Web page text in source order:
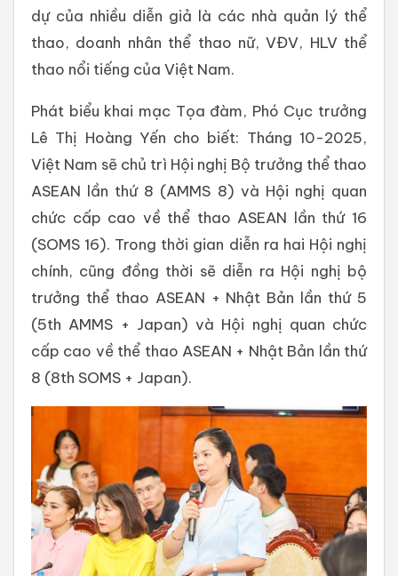
dự của nhiều diễn giả là các nhà quản lý thể
thao, doanh nhân thể thao nữ, VĐV, HLV thể
thao nổi tiếng của Việt Nam.
Phát biểu khai mạc Tọa đàm, Phó Cục trưởng
Lê Thị Hoàng Yến cho biết: Tháng 10-2025,
Việt Nam sẽ chủ trì Hội nghị Bộ trưởng thể thao
ASEAN lần thứ 8 (AMMS 8) và Hội nghị quan
chức cấp cao về thể thao ASEAN lần thứ 16
(SOMS 16). Trong thời gian diễn ra hai Hội nghị
chính, cũng đồng thời sẽ diễn ra Hội nghị bộ
trưởng thể thao ASEAN + Nhật Bản lần thứ 5
(5th AMMS + Japan) và Hội nghị quan chức
cấp cao về thể thao ASEAN + Nhật Bản lần thứ
8 (8th SOMS + Japan).